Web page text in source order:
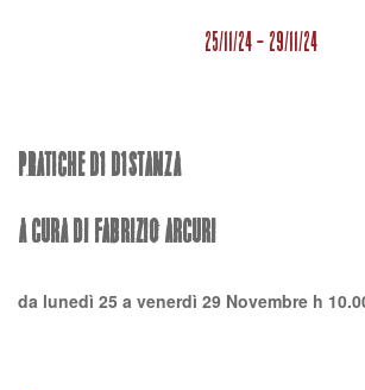
25/11/24 - 29/11/24
PRATICHE DI DISTANZA
a cura di Fabrizio Arcuri
da lunedì 25 a venerdì 29 Novembre h